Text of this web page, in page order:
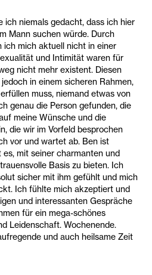
ich niemals gedacht, dass ich hier
Mann suchen würde. Durch
ich mich aktuell nicht in einer
und Intimität waren für
nicht mehr existent. Diesen
in einem sicheren Rahmen,
muss, niemand etwas von
genau die Person gefunden, die
meine Wünsche und die
die wir im Vorfeld besprochen
vor und wartet ab. Ben ist
mit seiner charmanten und
Basis zu bieten. Ich
sicher mit ihm gefühlt und mich
Ich fühlte mich akzeptiert und
und interessanten Gespräche
für ein mega-schönes
Leidenschaft. Wochenende.
und auch heilsame Zeit